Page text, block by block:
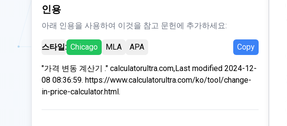
인용
아래 인용을 사용하여 이것을 참고 문헌에 추가하세요:
스타일: Chicago MLA APA Copy
"가격 변동 계산기 ." calculatorultra.com,Last modified 2024-12-
08 08:36:59. https://www.calculatorultra.com/ko/tool/change-
in-price-calculator.html.